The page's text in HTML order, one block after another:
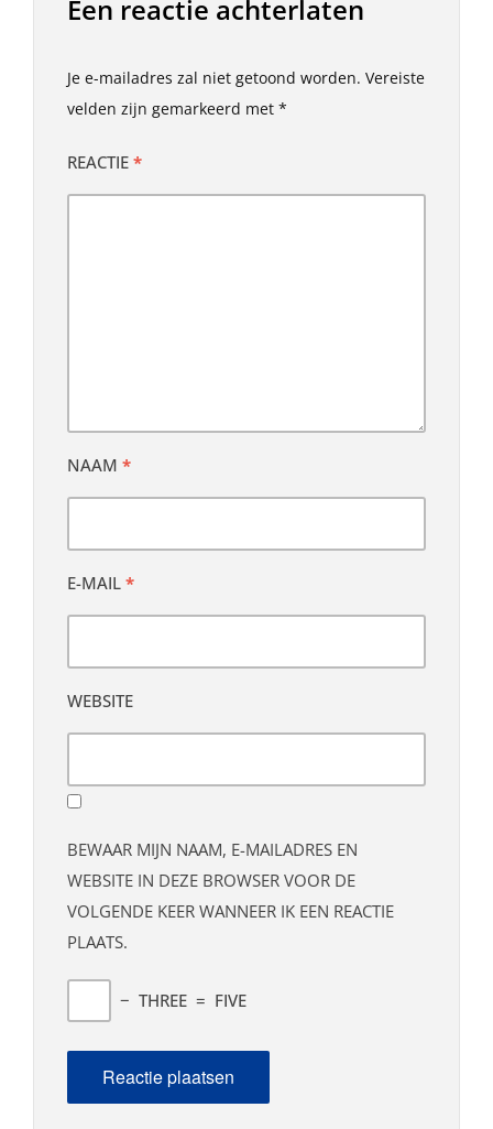
Een reactie achterlaten
Je e-mailadres zal niet getoond worden. Vereiste
velden zijn gemarkeerd met *
REACTIE *
NAAM *
E-MAIL *
WEBSITE
BEWAAR MIJN NAAM, E-MAILADRES EN
WEBSITE IN DEZE BROWSER VOOR DE
VOLGENDE KEER WANNEER IK EEN REACTIE
PLAATS.
− THREE = FIVE